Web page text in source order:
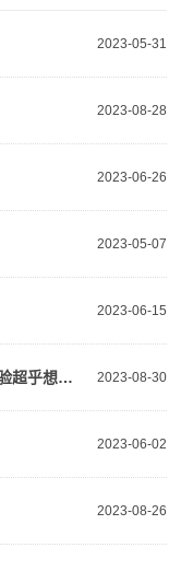
2023-05-31
2023-08-28
2023-06-26
2023-05-07
2023-06-15
2023-08-30
五角柜全新设计，精选最佳铰链，点击体验超乎想象！
2023-06-02
2023-08-26